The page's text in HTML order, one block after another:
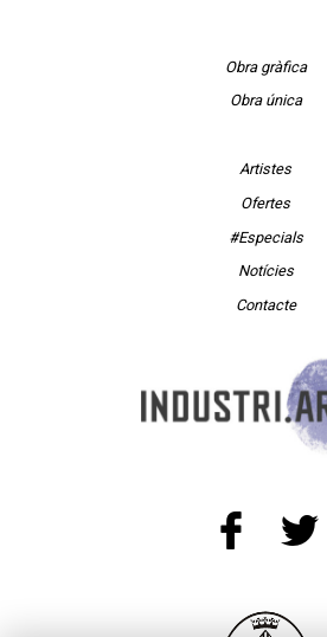
Obra gràfica
Obra única
Artistes
Ofertes
#Especials
Notícies
Contacte